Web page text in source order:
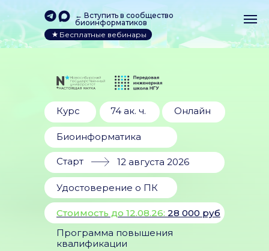
← Вступить в сообщество
биоинформатиков
Бесплатные вебинары
Программа повышения
квалификации
74 ак. ч. Онлайн
Курс
Удостоверение о ПК
Биоинформатика
Старт 12 августа 2026
Стоимость до 12.08.26: 28 000 руб